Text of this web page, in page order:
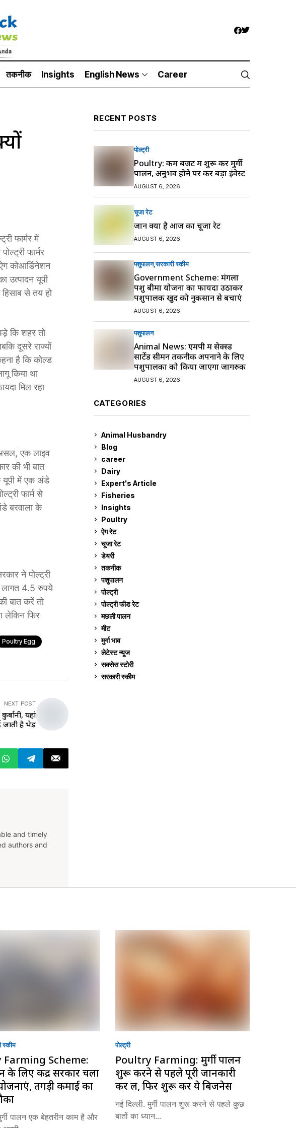
तकनीक Insights English News Career
फार्मर में
फार्मर
कोआर्डिनेशन
उत्पादन यूपी
हिसाब से तय हो
कि शहर तो
दूसरे राज्यों
है कि कोल्ड
किया था
मिल रहा
एक लाइव
की भी बात
यूपी में एक अंडे
फार्म से
बरवाला के
ने पोल्ट्री
लागत 4.5 रुपये
बात करें तो
लेकिन फिर
Poultry Egg
NEXT POST
यहां
जाती है भेड़
and timely
authors and
RECENT POSTS
पोल्ट्री
Poultry: कम बजट में शुरू करें मुर्गी
पालन, अनुभव होने पर करें बड़ा इंवेस्ट
AUGUST 6, 2026
चूजा रेट
जानें क्या है आज का चूजा रेट
AUGUST 6, 2026
पशुपालन सरकारी स्की‍म
Government Scheme: मंगला
पशु बीमा योजना का फायदा उठाकर
पशुपालक खुद को नुकसान से बचाएं
AUGUST 6, 2026
पशुपालन
Animal News: एमपी में सेक्स्ड
सार्टेड सीमन तकनीक अपनाने के लिए
पशुपालकों को किया जाएगा जागरुक
AUGUST 6, 2026
CATEGORIES
Animal Husbandry
Blog
career
Dairy
Expert's Article
Fisheries
Insights
Poultry
ऐग रेट
चूजा रेट
डेयरी
तकनीक
पशुपालन
पोल्ट्री
पोल्ट्री फीड रेट
मछली पालन
मीट
मुर्गा भाव
लेटेस्ट न्यूज
सक्सेस स्टो‍री
सरकारी स्की‍म
स्की‍म
Scheme:
के लिए केंद्र सरकार चला
तगड़ी कमाई का
पालन एक बेहतरीन काम है और
पोल्ट्री
Poultry Farming: मुर्गी पालन
शुरू करने से पहले पूरी जानकारी
कर लें, फिर शुरू करें ये बिजनेस
नई दिल्ली. मुर्गी पालन शुरू करने से पहले कुछ
बातों का ध्यान...